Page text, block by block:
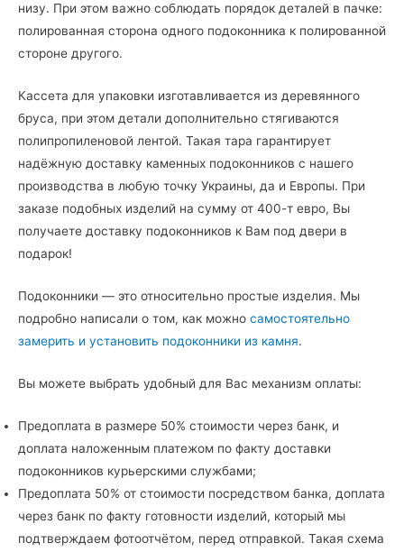
низу. При этом важно соблюдать порядок деталей в пачке:
полированная сторона одного подоконника к полированной
стороне другого.
Кассета для упаковки изготавливается из деревянного
бруса, при этом детали дополнительно стягиваются
полипропиленовой лентой. Такая тара гарантирует
надёжную доставку каменных подоконников с нашего
производства в любую точку Украины, да и Европы. При
заказе подобных изделий на сумму от 400-т евро, Вы
получаете доставку подоконников к Вам под двери в
подарок!
Подоконники — это относительно простые изделия. Мы
подробно написали о том, как можно самостоятельно
замерить и установить подоконники из камня.
Вы можете выбрать удобный для Вас механизм оплаты:
Предоплата в размере 50% стоимости через банк, и
доплата наложенным платежом по факту доставки
подоконников курьерскими службами;
Предоплата 50% от стоимости посредством банка, доплата
через банк по факту готовности изделий, который мы
подтверждаем фотоотчётом, перед отправкой. Такая схема